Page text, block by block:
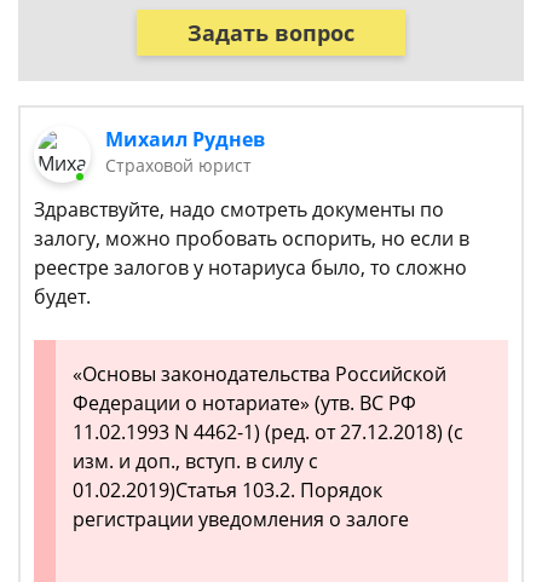
Задать вопрос
Михаил Руднев
Страховой юрист
Здравствуйте, надо смотреть документы по
залогу, можно пробовать оспорить, но если в
реестре залогов у нотариуса было, то сложно
будет.
«Основы законодательства Российской
Федерации о нотариате» (утв. ВС РФ
11.02.1993 N 4462-1) (ред. от 27.12.2018) (с
изм. и доп., вступ. в силу с
01.02.2019)Статья 103.2. Порядок
регистрации уведомления о залоге